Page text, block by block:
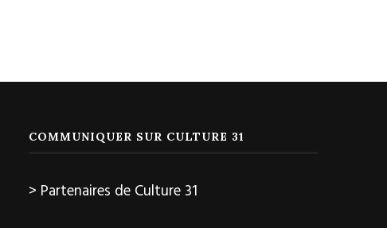
COMMUNIQUER SUR CULTURE 31
> Partenaires de Culture 31